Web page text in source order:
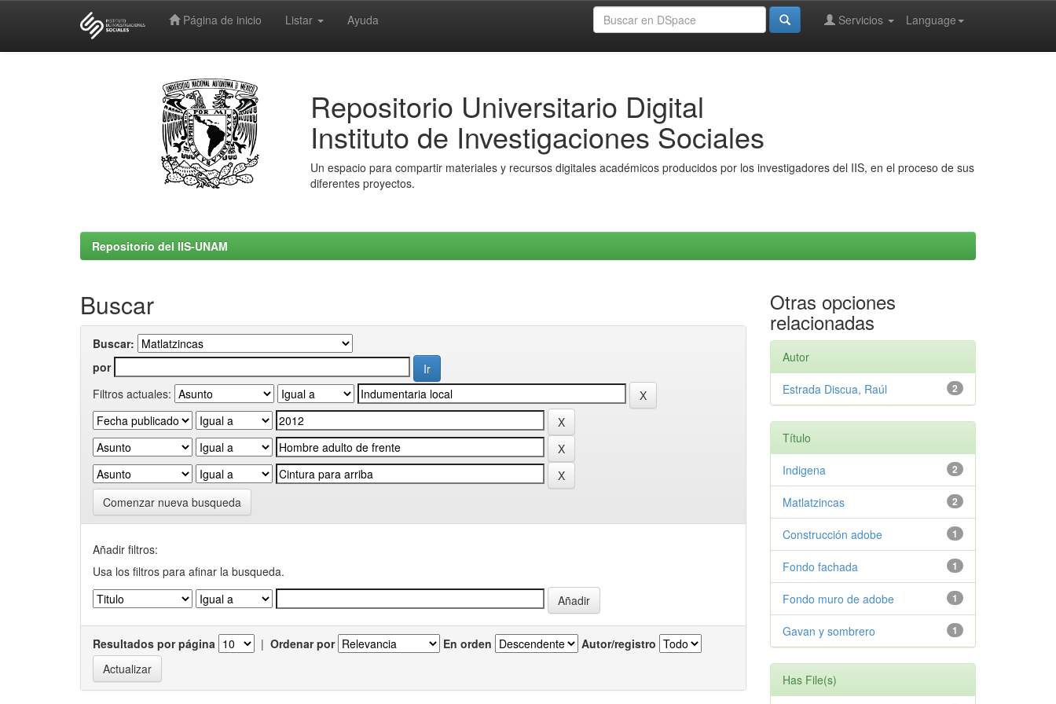
Página de inicio Listar Ayuda Language
Servicios
Repositorio Universitario Digital
Instituto de Investigaciones Sociales
Un espacio para compartir materiales y recursos digitales académicos producidos por los investigadores del IIS, en el proceso de sus
diferentes proyectos.
Repositorio del IIS-UNAM
Buscar
Buscar:
por
Filtros actuales:
Comenzar nueva busqueda
Añadir filtros:
Usa los filtros para afinar la busqueda.
Resultados por página | Ordenar por En orden Autor/registro
Otras opciones
relacionadas
Autor
2
Estrada Discua, Raúl
Título
2
Indigena
2
Matlatzincas
1
Construcción adobe
1
Fondo fachada
1
Fondo muro de adobe
1
Gavan y sombrero
Has File(s)